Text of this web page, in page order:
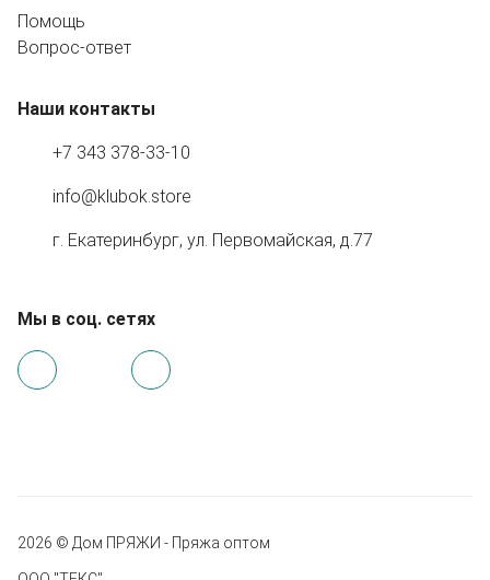
Помощь
Вопрос-ответ
Наши контакты
+7 343 378-33-10
info@klubok.store
г. Екатеринбург, ул. Первомайская, д.77
Мы в соц. сетях
2026 © Дом ПРЯЖИ - Пряжа оптом